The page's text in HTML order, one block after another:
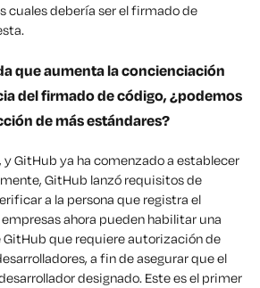
cuales debería ser el firmado de
que aumenta la concienciación
del firmado de código, ¿podemos
de más estándares?
GitHub ya ha comenzado a establecer
GitHub lanzó requisitos de
a la persona que registra el
empresas ahora pueden habilitar una
que requiere autorización de
a fin de asegurar que el
designado. Este es el primer